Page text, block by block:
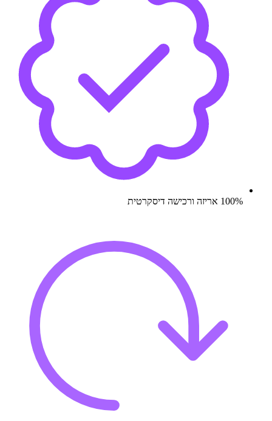
100% אריזה ורכישה דיסקרטית